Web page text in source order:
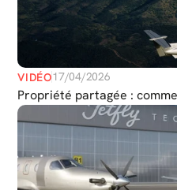
VIDÉO17/04/2026
Propriété partagée :